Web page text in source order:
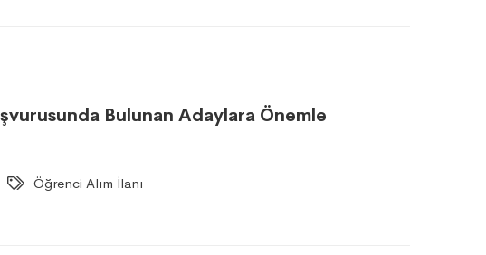
Bulunan Adaylara Önemle
Öğrenci Alım İlanı